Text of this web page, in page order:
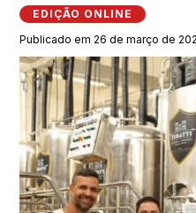
EDIÇÃO ONLINE
Publicado em 26 de março de